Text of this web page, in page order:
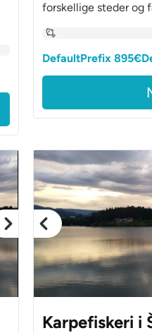
forskellige steder og
DefaultPrefix
Karpefiskeri i